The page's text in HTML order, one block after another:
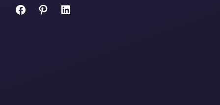
Facebook
PinterestLinkedIn